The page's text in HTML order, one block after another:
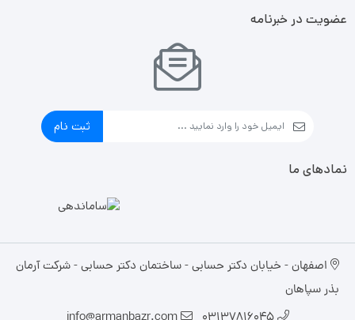
عضویت در خبرنامه
ثبت نام
نمادهای ما
اصفهان - خیابان دکتر حسابی - ساختمان دکتر حسابی - شرکت آرمان
بذر سپاهان